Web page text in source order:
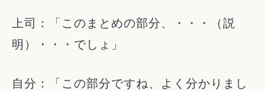
上司：「このまとめの部分、・・・（説
明）・・・でしょ」
自分：「この部分ですね、よく分かりまし